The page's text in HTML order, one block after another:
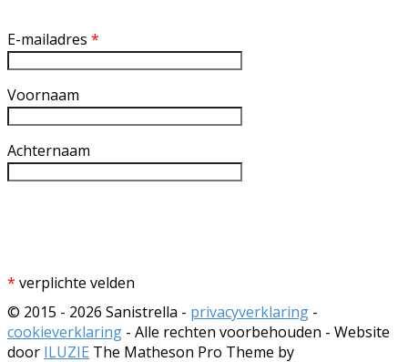
E-mailadres *
Voornaam
Achternaam
* verplichte velden
© 2015 - 2026 Sanistrella - privacyverklaring -
cookieverklaring - Alle rechten voorbehouden - Website
door ILUZIE The Matheson Pro Theme by